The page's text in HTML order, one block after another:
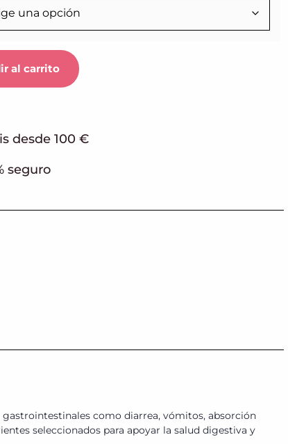
al carrito
desde 100 €
seguro
como diarrea, vómitos, absorción
seleccionados para apoyar la salud digestiva y